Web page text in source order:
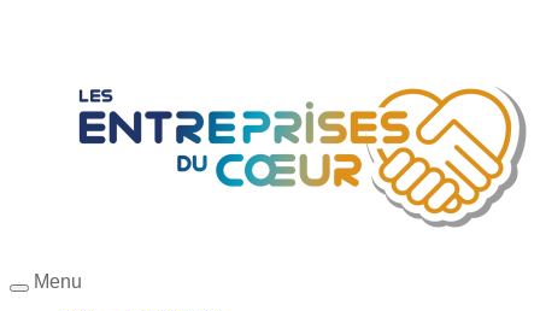
Menu